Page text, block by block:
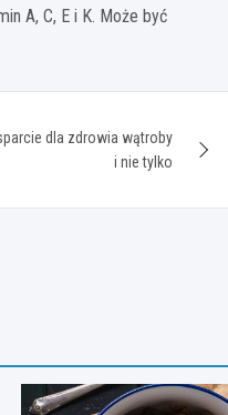
A, C, E i K. Może być
dla zdrowia wątroby
i nie tylko